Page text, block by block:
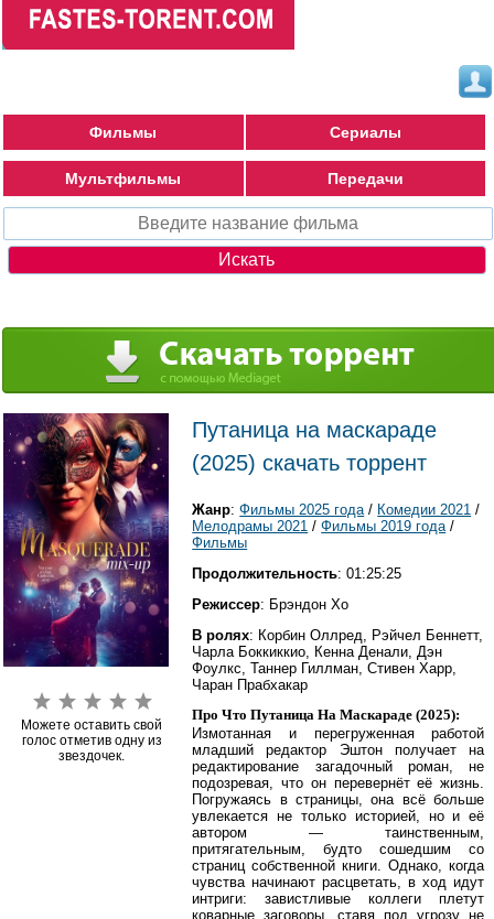
Фильмы Сериалы
Мультфильмы Передачи
Можете оставить свой
голос отметив одну из
звездочек.
Путаница на маскараде
(2025) скачать торрент
Жанр:Фильмы 2025 года/ Комедии 2021 /
Мелодрамы 2021 /Фильмы 2019 года/
Фильмы
Продолжительность: 01:25:25
Режиссер: Брэндон Хо
В ролях: Корбин Оллред, Рэйчел Беннетт,
Чарла Боккиккио, Кенна Денали, Дэн
Фоулкс, Таннер Гиллман, Стивен Харр,
Чаран Прабхакар
Про Что Путаница На Маскараде (2025):
Измотанная и перегруженная работой
младший редактор Эштон получает на
редактирование загадочный роман, не
подозревая, что он перевернёт её жизнь.
Погружаясь в страницы, она всё больше
увлекается не только историей, но и её
автором — таинственным,
притягательным, будто сошедшим со
страниц собственной книги. Однако, когда
чувства начинают расцветать, в ход идут
интриги: завистливые коллеги плетут
коварные заговоры, ставя под угрозу не